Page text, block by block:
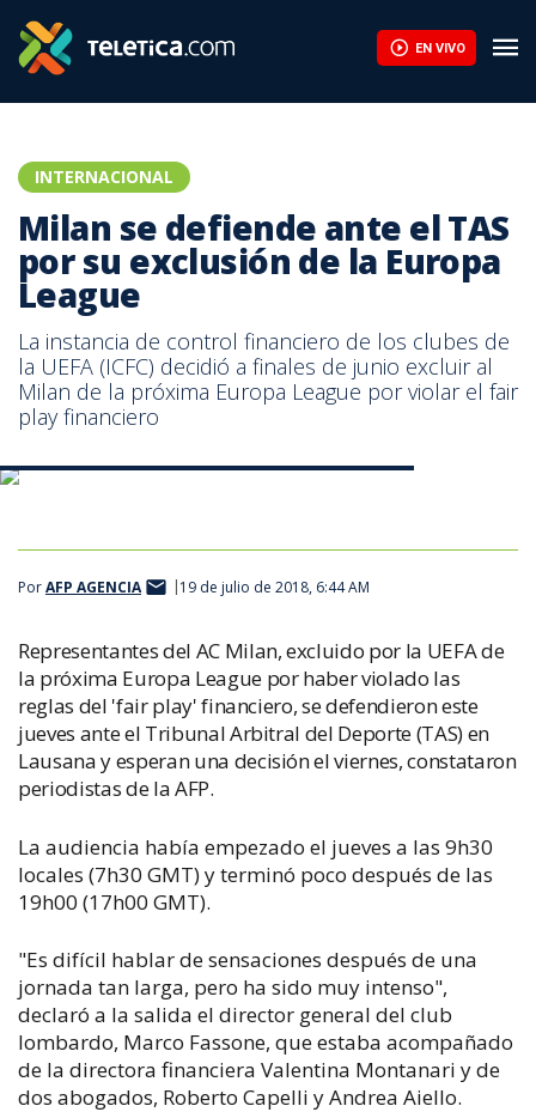
EN VIVO
INTERNACIONAL
Milan se defiende ante el TAS
por su exclusión de la Europa
League
La instancia de control financiero de los clubes de
la UEFA (ICFC) decidió a finales de junio excluir al
Milan de la próxima Europa League por violar el fair
play financiero
PorAFP AGENCIA 19 de julio de 2018, 6:44 AM
Representantes del AC Milan, excluido por la UEFA de
la próxima Europa League por haber violado las
reglas del 'fair play' financiero, se defendieron este
jueves ante el Tribunal Arbitral del Deporte (TAS) en
Lausana y esperan una decisión el viernes, constataron
periodistas de la AFP.
La audiencia había empezado el jueves a las 9h30
locales (7h30 GMT) y terminó poco después de las
19h00 (17h00 GMT).
"Es difícil hablar de sensaciones después de una
jornada tan larga, pero ha sido muy intenso",
declaró a la salida el director general del club
lombardo, Marco Fassone, que estaba acompañado
de la directora financiera Valentina Montanari y de
dos abogados, Roberto Capelli y Andrea Aiello.